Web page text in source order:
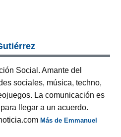
Social. Amante del
sociales, música, techno,
La comunicación es
llegar a un acuerdo.
Más de Emmanuel